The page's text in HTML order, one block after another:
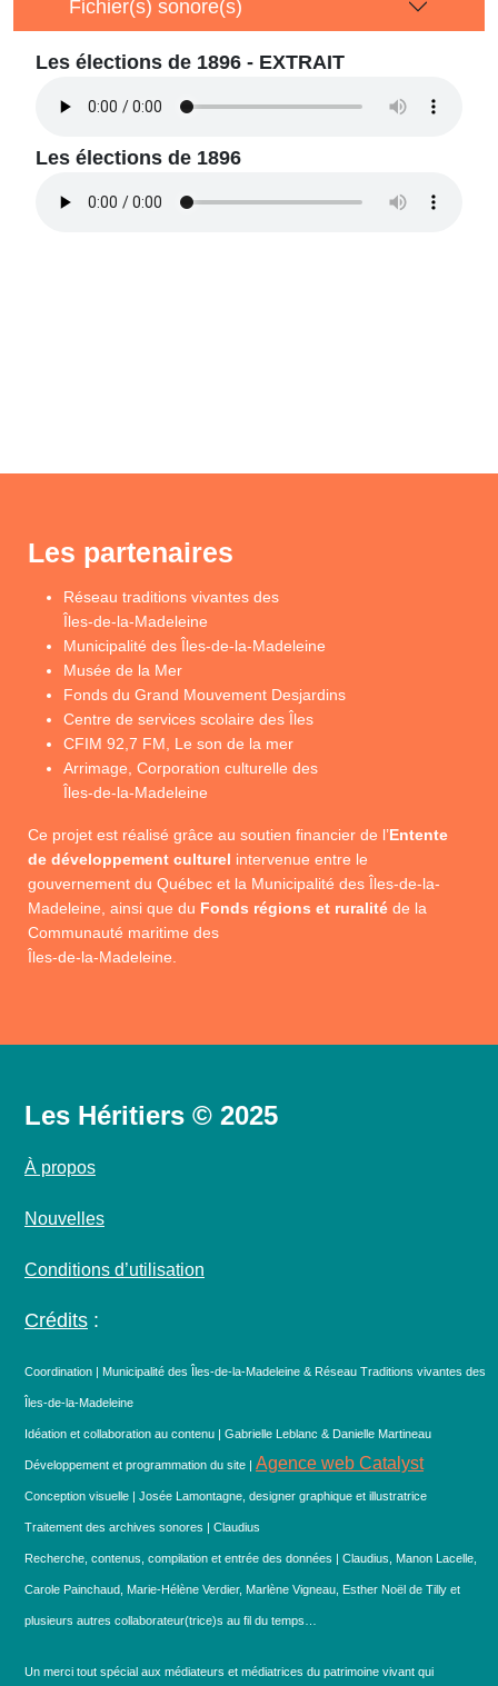
Fichier(s) sonore(s)
Les élections de 1896 - EXTRAIT
Les élections de 1896
Les partenaires
Réseau traditions vivantes des
Îles-de-la-Madeleine
Municipalité des Îles-de-la-Madeleine
Musée de la Mer
Fonds du Grand Mouvement Desjardins
Centre de services scolaire des Îles
CFIM 92,7 FM, Le son de la mer
Arrimage, Corporation culturelle des
Îles-de-la-Madeleine
Ce projet est réalisé grâce au soutien financier de l’Entente
de développement culturel intervenue entre le
gouvernement du Québec et la Municipalité des Îles-de-la-
Madeleine, ainsi que du Fonds régions et ruralité de la
Communauté maritime des
Îles-de-la-Madeleine.
Les Héritiers © 2025
À propos
Nouvelles
Conditions d’utilisation
Crédits :
Coordination | Municipalité des Îles-de-la-Madeleine & Réseau Traditions vivantes des
Îles-de-la-Madeleine
Idéation et collaboration au contenu | Gabrielle Leblanc & Danielle Martineau
Développement et programmation du site | Agence web Catalyst
Conception visuelle | Josée Lamontagne, designer graphique et illustratrice
Traitement des archives sonores | Claudius
Recherche, contenus, compilation et entrée des données | Claudius, Manon Lacelle,
Carole Painchaud, Marie-Hélène Verdier, Marlène Vigneau, Esther Noël de Tilly et
plusieurs autres collaborateur(trice)s au fil du temps…
Un merci tout spécial aux médiateurs et médiatrices du patrimoine vivant qui